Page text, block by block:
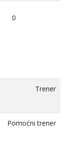
0
Trener
Pomoćni trener